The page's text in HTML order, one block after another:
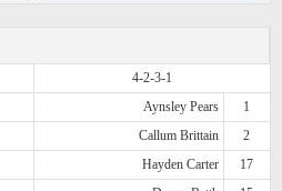
4-2-3-1
Aynsley Pears
1
Callum Brittain
2
Hayden Carter
17